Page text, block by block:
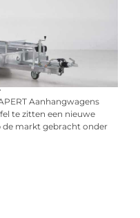
Aanhangwagens
te zitten een nieuwe
markt gebracht onder